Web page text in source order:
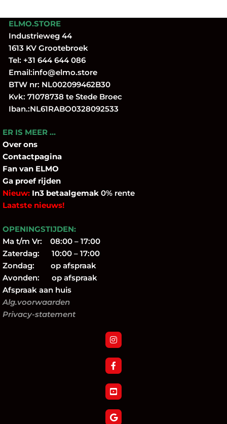
ELMO.STORE
Industrieweg 44
1613 KV Grootebroek
Tel: +31 644 644 086
Email:info@elmo.store
BTW nr: NL002099462B30
Kvk: 71078738 te Stede Broec
Iban.:NL61RABO0328092533
ER IS MEER …
Over ons
Contactpagina
Fan van ELMO
Ga proef rijden
Nieuw: In3 betaalgemak 0% rente
Laatste nieuws!
OPENINGSTIJDEN:
Ma t/m Vr: 08:00 – 17:00
Zaterdag: 10:00 – 17:00
Zondag: op afspraak
Avonden: op afspraak
Afspraak aan huis
Alg.voorwaarden
Privacy-statement